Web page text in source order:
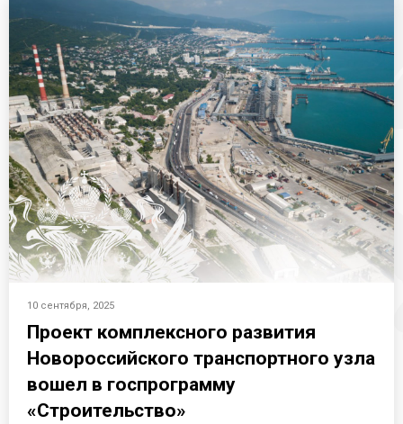
10 сентября, 2025
Проект комплексного развития
Новороссийского транспортного узла
вошел в госпрограмму
«Строительство»